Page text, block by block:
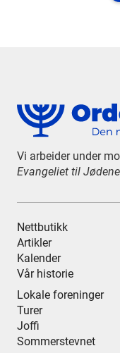
Vi arbeider under
Evangeliet til
Nettbutikk
Artikler
Kalender
Vår historie
Lokale foreninger
Turer
Joffi
Sommerstevnet